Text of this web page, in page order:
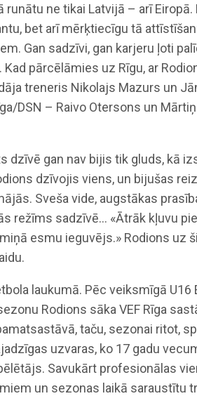
ne tikai Latvijā – arī Eiropā.
bet arī mērķtiecīgu tā
Gan sadzīvi, gan karjeru ļoti
pārcēlāmies uz Rīgu, ar
treneris Nikolajs Mazurs un
DSN – Raivo Otersons un
dzīvē gan nav bijis tik gluds, kā
dzīvojis viens, un bijušas
Sveša vide, augstākas
režīms sadzīvē… «Ātrāk kļuvu
esmu ieguvējs.» Rodions uz
laukumā. Pēc veiksmīgā U16
Rodions sāka VEF Rīga
taču, sezonai ritot,
uzvaras, ko 17 gadu
Savukārt profesionālas
un sezonas laikā saraustītu